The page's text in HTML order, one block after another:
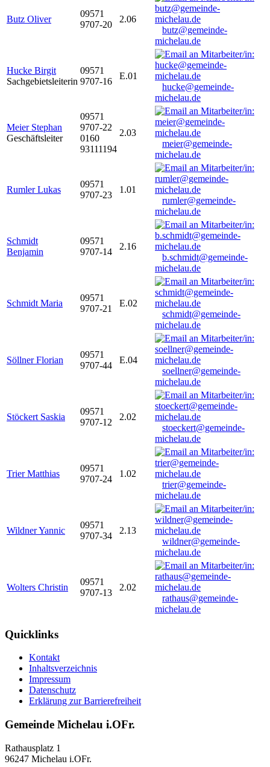
Butz Oliver
09571
9707-20
2.06
butz@gemeinde-
michelau.de
Hucke Birgit
Sachgebietsleiterin
09571
9707-16
E.01
hucke@gemeinde-
michelau.de
Meier Stephan
Geschäftsleiter
09571
9707-22
0160
93111194
2.03
meier@gemeinde-
michelau.de
Rumler Lukas
09571
9707-23
1.01
rumler@gemeinde-
michelau.de
Schmidt
Benjamin
09571
9707-14
2.16
b.schmidt@gemeinde-
michelau.de
Schmidt Maria
09571
9707-21
E.02
schmidt@gemeinde-
michelau.de
Söllner Florian
09571
9707-44
E.04
soellner@gemeinde-
michelau.de
Stöckert Saskia
09571
9707-12
2.02
stoeckert@gemeinde-
michelau.de
Trier Matthias
09571
9707-24
1.02
trier@gemeinde-
michelau.de
Wildner Yannic
09571
9707-34
2.13
wildner@gemeinde-
michelau.de
Wolters Christin
09571
9707-13
2.02
rathaus@gemeinde-
michelau.de
Quicklinks
Kontakt
Inhaltsverzeichnis
Impressum
Datenschutz
Erklärung zur Barrierefreiheit
Gemeinde Michelau i.OFr.
Rathausplatz 1
96247 Michelau i.OFr.